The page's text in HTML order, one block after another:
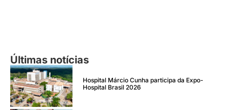
Últimas notícias
Hospital Márcio Cunha participa da Expo-
Hospital Brasil 2026